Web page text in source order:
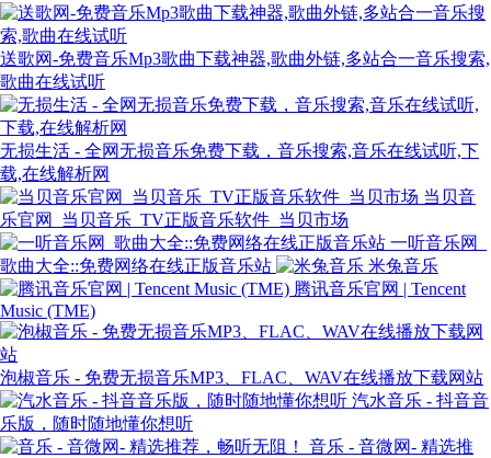
送歌网-免费音乐Mp3歌曲下载神器,歌曲外链,多站合一音乐搜索,
歌曲在线试听
无损生活 - 全网无损音乐免费下载，音乐搜索,音乐在线试听,下
载,在线解析网
当贝音
乐官网_当贝音乐_TV正版音乐软件_当贝市场
一听音乐网_
歌曲大全::免费网络在线正版音乐站
米兔音乐
腾讯音乐官网 | Tencent
Music (TME)
泡椒音乐 - 免费无损音乐MP3、FLAC、WAV在线播放下载网站
汽水音乐 - 抖音音
乐版，随时随地懂你想听
音乐 - 音微网- 精选推